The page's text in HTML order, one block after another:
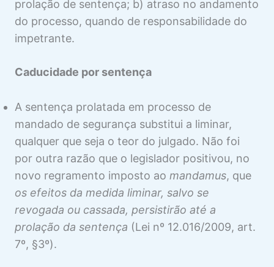
Caducidade da Liminar em MS Visualização
Vedações à Concessão de Liminar em MS
Tutela da Evidência em MS
SEGURANÇA
3 aulas
SENTENÇA DE DENEGAÇÃO DA
SEGURANÇA
COISA JULGADA NO MS
HONORÁRIOS ADVOCATÍCIOS NO
MS
1 aula
prolação de sentença; b) atraso no andamento
do processo, quando de responsabilidade do
impetrante.
Caducidade por sentença
A sentença prolatada em processo de
mandado de segurança substitui a liminar,
qualquer que seja o teor do julgado. Não foi
por outra razão que o legislador positivou, no
novo regramento imposto ao mandamus, que
os efeitos da medida liminar, salvo se
revogada ou cassada, persistirão até a
prolação da sentença (Lei nº 12.016/2009, art.
7º, §3º).